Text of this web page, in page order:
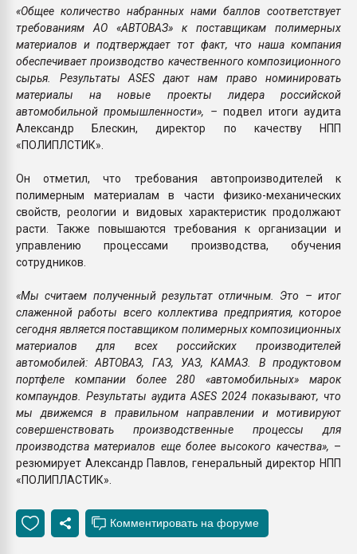
«Общее количество набранных нами баллов соответствует
требованиям АО «АВТОВАЗ» к поставщикам полимерных
материалов и подтверждает тот факт, что наша компания
обеспечивает производство качественного композиционного
сырья. Результаты ASES дают нам право номинировать
материалы на новые проекты лидера российской
автомобильной промышленности», – подвел итоги аудита
Александр Блескин, директор по качеству НПП
«ПОЛИПЛСТИК».
Он отметил, что требования автопроизводителей к
полимерным материалам в части физико-механических
свойств, реологии и видовых характеристик продолжают
расти. Также повышаются требования к организации и
управлению процессами производства, обучения
сотрудников.
«Мы считаем полученный результат отличным. Это – итог
слаженной работы всего коллектива предприятия, которое
сегодня является поставщиком полимерных композиционных
материалов для всех российских производителей
автомобилей: АВТОВАЗ, ГАЗ, УАЗ, КАМАЗ. В продуктовом
портфеле компании более 280 «автомобильных» марок
компаундов. Результаты аудита ASES 2024 показывают, что
мы движемся в правильном направлении и мотивируют
совершенствовать производственные процессы для
производства материалов еще более высокого качества», –
резюмирует Александр Павлов, генеральный директор НПП
«ПОЛИПЛАСТИК».